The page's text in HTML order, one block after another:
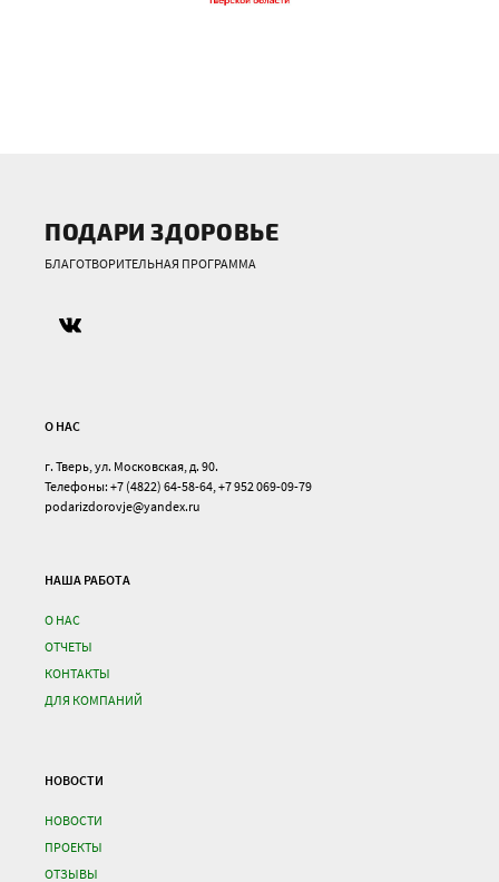
ПОДАРИ ЗДОРОВЬЕ
БЛАГОТВОРИТЕЛЬНАЯ ПРОГРАММА
О НАС
г. Тверь, ул. Московская, д. 90.
Телефоны: +7 (4822) 64-58-64, +7 952 069-09-79
podarizdorovje@yandex.ru
НАША РАБОТА
О НАС
ОТЧЕТЫ
КОНТАКТЫ
ДЛЯ КОМПАНИЙ
НОВОСТИ
НОВОСТИ
ПРОЕКТЫ
ОТЗЫВЫ